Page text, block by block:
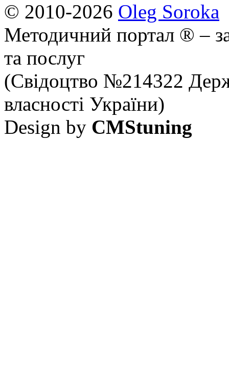
© 2010-2026 Oleg Soroka
Методичний портал ® –
та послуг
(Свідоцтво №214322
власності України)
Design by CMStuning